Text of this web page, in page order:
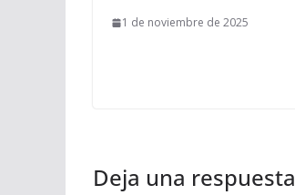
1 de noviembre de 2025
Deja una respuesta